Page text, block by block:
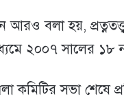
আরও বলা হয়,
২০০৭ সালের ১৮
কমিটির সভা শেষে